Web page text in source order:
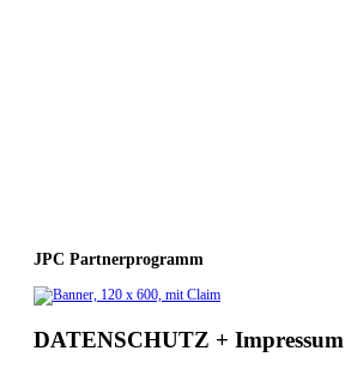
JPC Partnerprogramm
DATENSCHUTZ + Impressum